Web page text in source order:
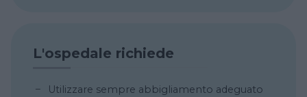
L'ospedale richiede
Utilizzare sempre abbigliamento adeguato